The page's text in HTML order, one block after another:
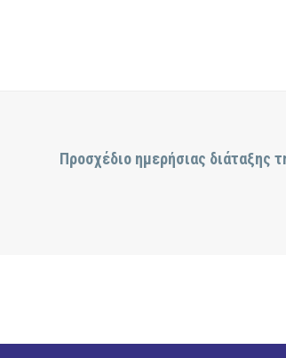
Προσχέδιο ημερήσιας διάταξης